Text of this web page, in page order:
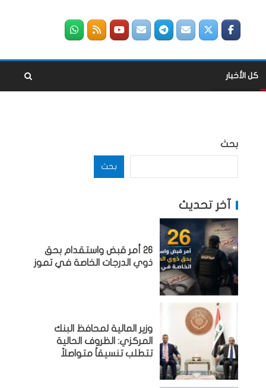
كل الأخبار
بحث
بحث
آخر تحديث
26 أمر قبض واستقدام بحق
ذوي الدرجات الخاصة في تموز
وزير المالية لمحافظ البنك
المركزي: الظروف الحالية
تتطلب تنسيقاً متواصلاً